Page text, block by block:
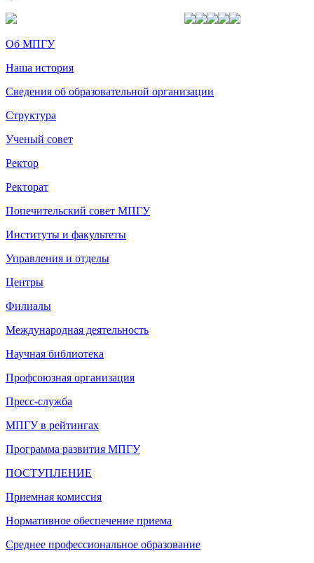
Об МПГУ
Наша история
Сведения об образовательной организации
Структура
Ученый совет
Ректор
Ректорат
Попечительский совет МПГУ
Институты и факультеты
Управления и отделы
Центры
Филиалы
Международная деятельность
Научная библиотека
Профсоюзная организация
Пресс-служба
МПГУ в рейтингах
Программа развития МПГУ
ПОСТУПЛЕНИЕ
Приемная комиссия
Нормативное обеспечение приема
Среднее профессиональное образование